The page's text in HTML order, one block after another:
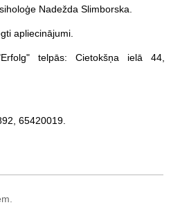
Nadežda Slimborska.
apliecinājumi.
telpās: Cietokšņa ielā 44,
65420019.